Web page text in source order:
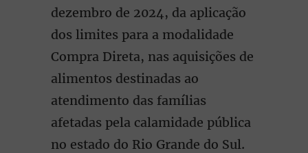
dezembro de 2024, da aplicação
dos limites para a modalidade
Compra Direta, nas aquisições de
alimentos destinadas ao
atendimento das famílias
afetadas pela calamidade pública
no estado do Rio Grande do Sul.